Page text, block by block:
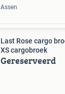
Assen
Last Rose cargo
XS cargobroek
Gereserveerd